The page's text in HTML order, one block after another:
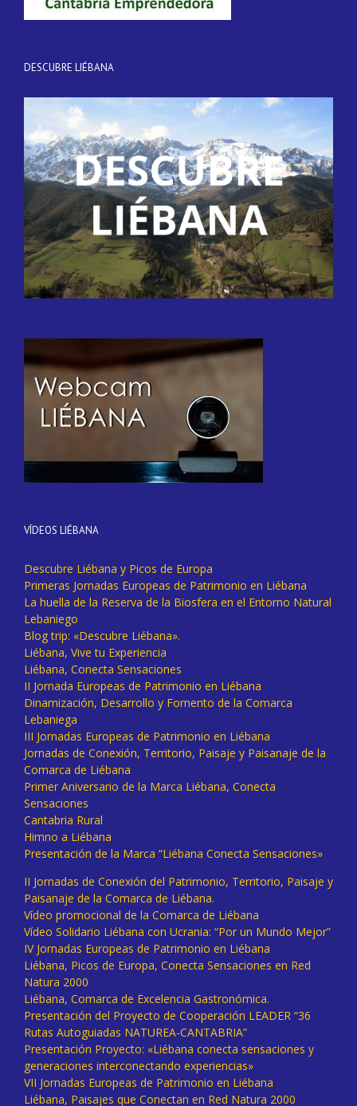
DESCUBRE LIÉBANA
VÍDEOS LIÉBANA
Descubre Liébana y Picos de Europa
Primeras Jornadas Europeas de Patrimonio en Liébana
La huella de la Reserva de la Biosfera en el Entorno Natural
Lebaniego
Blog trip: «Descubre Liébana».
Liébana, Vive tu Experiencia
Liébana, Conecta Sensaciones
II Jornada Europeas de Patrimonio en Liébana
Dinamización, Desarrollo y Fomento de la Comarca
Lebaniega
III Jornadas Europeas de Patrimonio en Liébana
Jornadas de Conexión, Territorio, Paisaje y Paisanaje de la
Comarca de Liébana
Primer Aniversario de la Marca Liébana, Conecta
Sensaciones
Cantabria Rural
Himno a Liébana
Presentación de la Marca “Liébana Conecta Sensaciones»
II Jornadas de Conexión del Patrimonio, Territorio, Paisaje y
Paisanaje de la Comarca de Liébana.
Vídeo promocional de la Comarca de Liébana
Vídeo Solidario Liébana con Ucrania: “Por un Mundo Mejor”
IV Jornadas Europeas de Patrimonio en Liébana
Liébana, Picos de Europa, Conecta Sensaciones en Red
Natura 2000
Liébana, Comarca de Excelencia Gastronómica.
Presentación del Proyecto de Cooperación LEADER “36
Rutas Autoguiadas NATUREA-CANTABRIA”
Presentación Proyecto: «Liébana conecta sensaciones y
generaciones interconectando experiencias»
VII Jornadas Europeas de Patrimonio en Liébana
Liébana, Paisajes que Conectan en Red Natura 2000